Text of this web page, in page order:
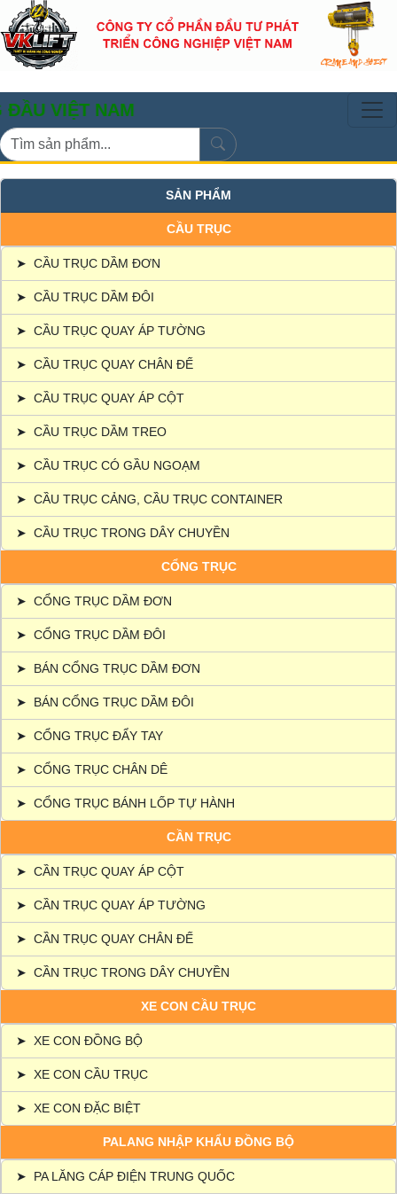
NAM
SẢN PHẨM
CẦU TRỤC
➤ CẦU TRỤC DẦM ĐƠN
➤ CẦU TRỤC DẦM ĐÔI
➤ CẦU TRỤC QUAY ÁP TƯỜNG
➤ CẦU TRỤC QUAY CHÂN ĐẾ
➤ CẦU TRỤC QUAY ÁP CỘT
➤ CẦU TRỤC DẦM TREO
➤ CẦU TRỤC CÓ GẦU NGOẠM
➤ CẦU TRỤC CẢNG, CẦU TRỤC CONTAINER
➤ CẦU TRỤC TRONG DÂY CHUYỀN
CỔNG TRỤC
➤ CỔNG TRỤC DẦM ĐƠN
➤ CỔNG TRỤC DẦM ĐÔI
➤ BÁN CỔNG TRỤC DẦM ĐƠN
➤ BÁN CỔNG TRỤC DẦM ĐÔI
➤ CỔNG TRỤC ĐẨY TAY
➤ CỔNG TRỤC CHÂN DÊ
➤ CỔNG TRỤC BÁNH LỐP TỰ HÀNH
CẦN TRỤC
➤ CẦN TRỤC QUAY ÁP CỘT
➤ CẦN TRỤC QUAY ÁP TƯỜNG
➤ CẦN TRỤC QUAY CHÂN ĐẾ
➤ CẦN TRỤC TRONG DÂY CHUYỀN
XE CON CẦU TRỤC
➤ XE CON ĐỒNG BỘ
➤ XE CON CẦU TRỤC
➤ XE CON ĐẶC BIỆT
PALANG NHẬP KHẨU ĐỒNG BỘ
➤ PA LĂNG CÁP ĐIỆN TRUNG QUỐC